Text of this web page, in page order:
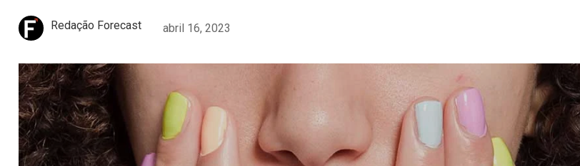
Redação Forecast abril 16, 2023